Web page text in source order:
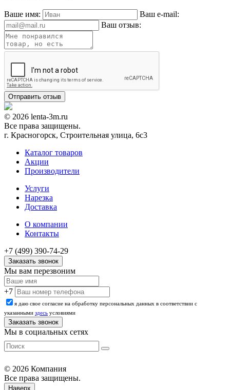
Ваше имя:
Ваш e-mail:
Ваш отзыв:
© 2026 lenta-3m.ru
Все права защищены.
г. Красногорск, Строительная улица, 6с3
Каталог товаров
Акции
Производители
Услуги
Нарезка
Доставка
О компании
Контакты
+7 (499) 390-74-29
Заказать звонок
Мы вам перезвоним
+7
я даю свое согласие на обработку персональных данных в соответствии с
указанными здесь условиями
Мы в социальных сетях
© 2026 Компания
Все права защищены.
Наверх